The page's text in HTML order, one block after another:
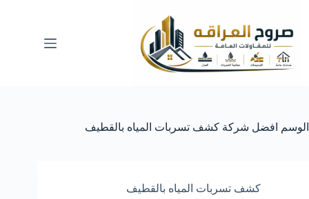
المحتوى
الوسم افضل شركة كشف تسربات المياه بالقطيف
كشف تسربات المياه بالقطيف